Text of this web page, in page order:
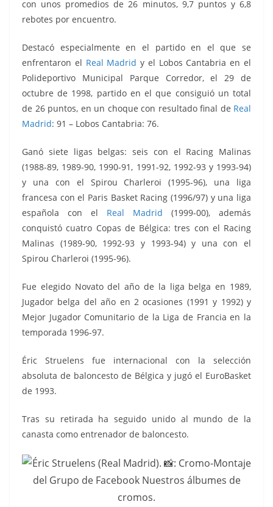
con unos promedios de 26 minutos, 9,7 puntos y 6,8
rebotes por encuentro.
Destacó especialmente en el partido en el que se
enfrentaron el Real Madridy el Lobos Cantabria en el
Polideportivo Municipal Parque Corredor, el29 de
octubre de 1998, partido en el que consiguió un total
de 26 puntos, en un choque con resultado final de Real
Madrid: 91 – Lobos Cantabria: 76.
Ganó siete ligas belgas: seis con el Racing Malinas
(1988-89, 1989-90, 1990-91, 1991-92, 1992-93 y 1993-94)
y una con el Spirou Charleroi (1995-96), una liga
francesa con el Paris Basket Racing (1996/97) y una liga
española con el Real Madrid (1999-00), además
conquistó cuatro Copas de Bélgica: tres con el Racing
Malinas (1989-90, 1992-93 y 1993-94) y una con el
Spirou Charleroi (1995-96).
Fue elegido Novato del año de la liga belga en 1989,
Jugador belga del año en 2 ocasiones (1991 y 1992) y
Mejor Jugador Comunitario de la Liga de Francia en la
temporada 1996-97.
Éric Struelens fue internacional con la selección
absoluta de baloncesto de Bélgica y jugó el EuroBasket
de 1993.
Tras su retirada ha seguido unido al mundo de la
canasta como entrenador de baloncesto.